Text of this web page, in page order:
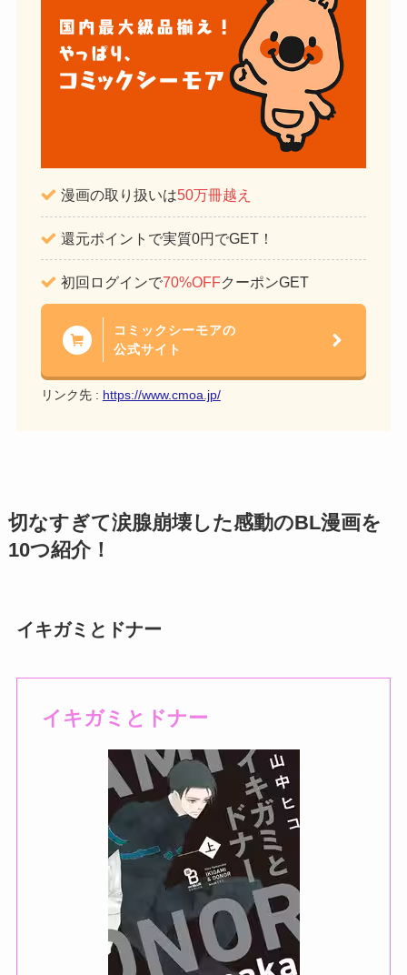
漫画の取り扱いは50万冊越え
還元ポイントで実質0円でGET！
初回ログインで70%OFFクーポンGET
コミックシーモアの
公式サイト
リンク先 : https://www.cmoa.jp/
切なすぎて涙腺崩壊した感動のBL漫画を
10つ紹介！
イキガミとドナー
イキガミとドナー